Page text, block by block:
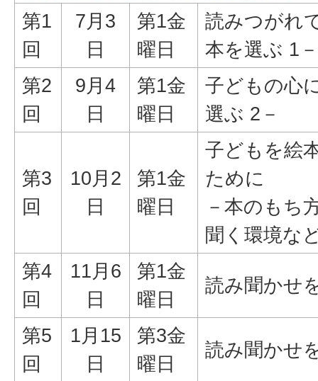
第1
回
7月3
日
第1金
曜日
読みつがれ
本を選ぶ 1－
第2
回
9月4
日
第1金
曜日
子どもの心
選ぶ 2－
第3
回
10月2
日
第1金
曜日
子どもを絵
ために
－本のもち
聞く環境な
第4
回
11月6
日
第1金
曜日
読み聞かせ
第5
回
1月15
日
第3金
曜日
読み聞かせ